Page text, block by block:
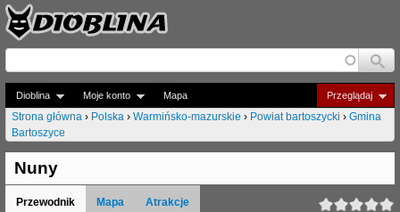
Jump to navigation
Dioblina Moje konto Przeglądaj
Mapa
J
e
s
Strona główna › Polska › Warmińsko-mazurskie › Powiat bartoszycki › Gmina
Bartoszyce
Nuny
Przewodnik Mapa Atrakcje